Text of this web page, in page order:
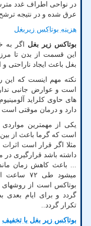
در نواحی اطراف غدد
عرق شده و در نتیجه
هزینه بوتاکس زیربغل
بوتاکس زیر بغل اگر به
بغل باعث ایجاد ناراحتی
نکته مهم اینست که
است و عوارض جانبی
های حاوی کلراید
دارد و درمان موقتی است
یکی از مهمترین
است که گرما باعث از
مثلا اگر قرار است اثرات
داشته باشد قرارگیری
... باعث کاهش زمان
میشود
بوتاکس است از روشهای
گردد و برای ایام بعدی
تکرار گردد..
بوتاکس زیر بغل با تخفیف